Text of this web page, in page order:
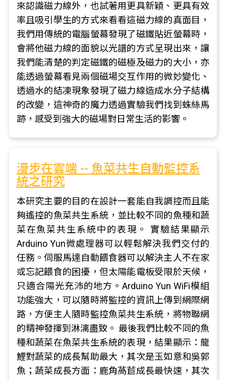
來認識磁力線外，也試著用更具新穎、更具有效
率且吸引學生的方式來看看這磁力線的真面目，
我們用傳統的電腦螢幕發現了磁鐵貼近螢幕時，
會將他磁力線的面貌以光譜的方式呈現出來，讓
我們能清楚的判定磁鐵的磁極及磁力的大小，亦
能透過螢幕看見兩個磁場交互作用的微妙變化、
透過水的結凍現象發現了磁力線造成水分子結構
的改變，這神奇的魔力透過實驗我們找到蛛絲馬
跡，感受到強大的磁場對日常生活的影響。
漫步在雲端 -- 魚菜共生自動監控系
統之研究
本研究主要的目的在設計一套能自我調控而且能
夠遙控的魚菜共生系統，並比較不同的魚種和蔬
菜在魚菜共生系統中的表現。 實驗結果顯示
Arduino Yun微處理器可以輕鬆解決我們交付的
任務。伺服馬達自動餵食器可以解決主人不在家
或忘記餵食的困擾，但太陽能電板受限於天候，
只適合陽光充沛的地方。Arduino Yun WiFi模組
功能強大，可以隨時將監控的資訊上傳到網際網
路，方便主人隨時監控魚菜共生系統，將物聯網
的精神發揮到淋漓盡致。 最後我們比較不同的魚
種和蔬菜在魚菜共生系統的表現，結果顯示：龍
鯉對蔬菜的成長幫助最大，其次是玉如意和吳郭
魚；蔬菜成長方面：鹿角萵苣成長最快速，其次